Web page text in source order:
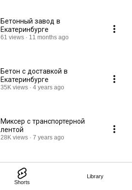
Shorts
Library
Бетонный завод в
Екатеринбурге
61 views 11 months ago
Бетон с доставкой в
Екатеринбурге
35K views 4 years ago
Миксер с транспортерной
лентой
28K views 7 years ago